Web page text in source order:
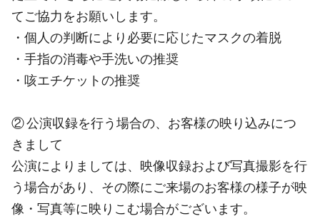
てご協力をお願いします。
・個人の判断により必要に応じたマスクの着脱
・手指の消毒や手洗いの推奨
・咳エチケットの推奨
② 公演収録を行う場合の、お客様の映り込みにつ
きまして
公演によりましては、映像収録および写真撮影を行
う場合があり、その際にご来場のお客様の様子が映
像・写真等に映りこむ場合がございます。